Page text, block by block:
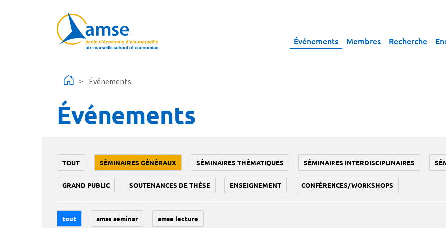
Événements Membres Recherche
Événements
Événements
TOUT SÉMINAIRES GÉNÉRAUX SÉMINAIRES THÉMATIQUES SÉMINAIRES INTERDISCIPLINAIRES
GRAND PUBLIC SOUTENANCES DE THÈSE ENSEIGNEMENT CONFÉRENCES/WORKSHOPS
tout amse seminar amse lecture